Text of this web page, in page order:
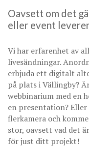
Oavsett om det
eller event
Vi har erfarenhet av
livesändningar.
erbjuda ett digitalt
på plats i Vällingby?
webbinarium med en
en presentation?
flerkamera och
stor, oavsett vad det
för just ditt projekt!